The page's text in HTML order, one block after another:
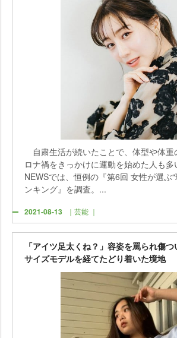
自粛生活が続いたことで、体型や体重
ロナ禍をきっかけに運動を始めた人も
NEWSでは、恒例の『第6回 女性が選ぶ
ンキング』を調査。...
2021-08-13 ｜芸能 ｜
「アイツ足太くね？」容姿を罵られ傷
サイズモデルを経てたどり着いた境地